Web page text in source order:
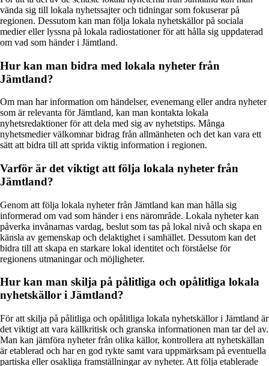
vända sig till lokala nyhetssajter och tidningar som fokuserar på
regionen. Dessutom kan man följa lokala nyhetskällor på sociala
medier eller lyssna på lokala radiostationer för att hålla sig uppdaterad
om vad som händer i Jämtland.
Hur kan man bidra med lokala nyheter från
Jämtland?
Om man har information om händelser, evenemang eller andra nyheter
som är relevanta för Jämtland, kan man kontakta lokala
nyhetsredaktioner för att dela med sig av nyhetstips. Många
nyhetsmedier välkomnar bidrag från allmänheten och det kan vara ett
sätt att bidra till att sprida viktig information i regionen.
Varför är det viktigt att följa lokala nyheter från
Jämtland?
Genom att följa lokala nyheter från Jämtland kan man hålla sig
informerad om vad som händer i ens närområde. Lokala nyheter kan
påverka invånarnas vardag, beslut som tas på lokal nivå och skapa en
känsla av gemenskap och delaktighet i samhället. Dessutom kan det
bidra till att skapa en starkare lokal identitet och förståelse för
regionens utmaningar och möjligheter.
Hur kan man skilja på pålitliga och opålitliga lokala
nyhetskällor i Jämtland?
För att skilja på pålitliga och opålitliga lokala nyhetskällor i Jämtland är
det viktigt att vara källkritisk och granska informationen man tar del av.
Man kan jämföra nyheter från olika källor, kontrollera att nyhetskällan
är etablerad och har en god rykte samt vara uppmärksam på eventuella
partiska eller osakliga framställningar av nyheter. Att följa etablerade